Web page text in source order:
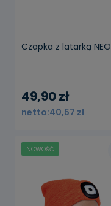
Czapka z latarką NEO
49,90 zł
40,57 zł
NOWOŚĆ